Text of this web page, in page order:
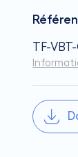
TF-VBT-